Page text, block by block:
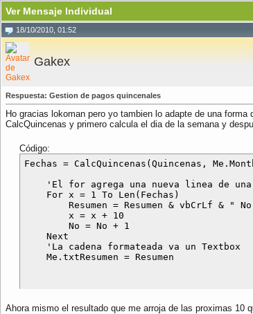
Ver Mensaje Individual
18/10/2010, 01:52
Gakex
Respuesta: Gestion de pagos quincenales
Ho gracias lokoman pero yo tambien lo adapte de una
CalcQuincenas y primero calcula el dia de la semana y
Código:
Fechas = CalcQuincenas(Quincenas,
'El for agrega una nueva linea de
    For x = 1 To Len(Fechas)
Resumen = Resumen & vbCrLf & "
        x = x + 10
        No = No + 1
    Next
    'La cadena formateada va un Textbox
Ahora mismo el resultado que me arroja de las proximas 10